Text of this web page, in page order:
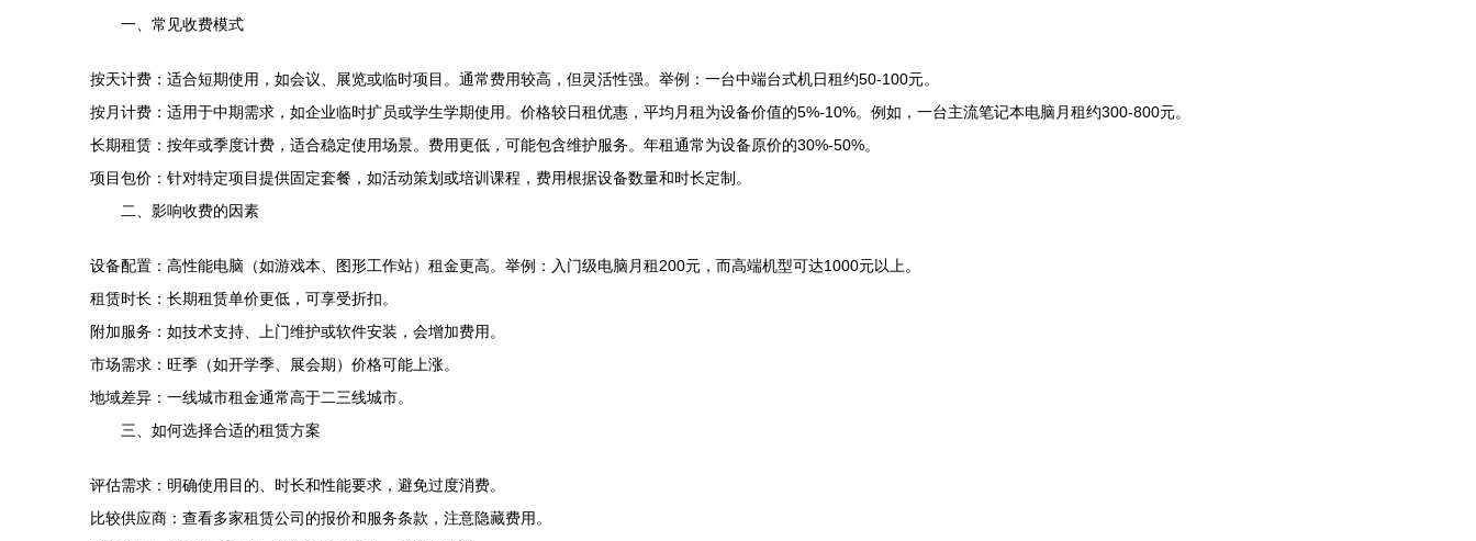
一、常见收费模式
按天计费：适合短期使用，如会议、展览或临时项目。通常费用较高，但灵活性强。举例：一台中端台式机日租约50-100元。
按月计费：适用于中期需求，如企业临时扩员或学生学期使用。价格较日租优惠，平均月租为设备价值的5%-10%。例如，一台主流笔记本电脑月租约300-800元。
长期租赁：按年或季度计费，适合稳定使用场景。费用更低，可能包含维护服务。年租通常为设备原价的30%-50%。
项目包价：针对特定项目提供固定套餐，如活动策划或培训课程，费用根据设备数量和时长定制。
二、影响收费的因素
设备配置：高性能电脑（如游戏本、图形工作站）租金更高。举例：入门级电脑月租200元，而高端机型可达1000元以上。
租赁时长：长期租赁单价更低，可享受折扣。
附加服务：如技术支持、上门维护或软件安装，会增加费用。
市场需求：旺季（如开学季、展会期）价格可能上涨。
地域差异：一线城市租金通常高于二三线城市。
三、如何选择合适的租赁方案
评估需求：明确使用目的、时长和性能要求，避免过度消费。
比较供应商：查看多家租赁公司的报价和服务条款，注意隐藏费用。